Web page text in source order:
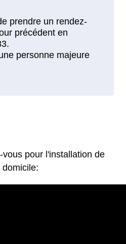
pour l'installation de
domicile: